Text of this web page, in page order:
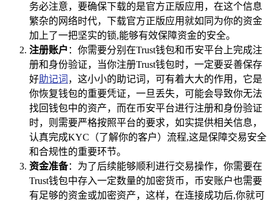
务必注意，要确保下载的是官方正版应用，在这个信息
繁杂的网络时代，下载官方正版应用就如同为你的资金
加上了一把坚实的锁,能够有效保障资金的安全。
注册账户 ：你需要分别在Trust钱包和币安平台上完成注
册和身份验证，当你注册Trust钱包时，一定要妥善保存
好助记词 ，这小小的助记词，可有着大大的作用，它是
你恢复钱包的重要凭证，一旦丢失，可能会导致你无法
找回钱包中的资产，而在币安平台进行注册和身份验证
时，则需要严格按照平台的要求，如实提供相关信息，
认真完成KYC（了解你的客户）流程,这是保障交易安全
和合规性的重要环节。
资金准备：为了后续能够顺利进行交易操作，你需要在
Trust钱包中存入一定数量的加密货币，币安账户也需要
有足够的资金或加密资产，这样，在连接成功后,你就可